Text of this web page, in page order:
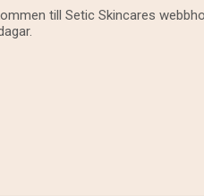
till Setic Skincares